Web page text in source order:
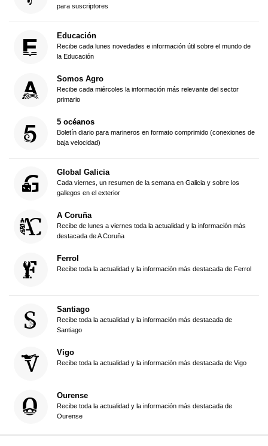
para suscriptores
Educación
Recibe cada lunes novedades e información útil sobre el mundo de
la Educación
Somos Agro
Recibe cada miércoles la información más relevante del sector
primario
5 océanos
Boletín diario para marineros en formato comprimido (conexiones de
baja velocidad)
Global Galicia
Cada viernes, un resumen de la semana en Galicia y sobre los
gallegos en el exterior
A Coruña
Recibe de lunes a viernes toda la actualidad y la información más
destacada de A Coruña
Ferrol
Recibe toda la actualidad y la información más destacada de Ferrol
Santiago
Recibe toda la actualidad y la información más destacada de
Santiago
Vigo
Recibe toda la actualidad y la información más destacada de Vigo
Ourense
Recibe toda la actualidad y la información más destacada de
Ourense